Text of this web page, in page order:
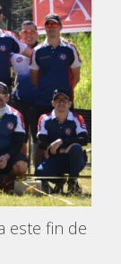
este fin de